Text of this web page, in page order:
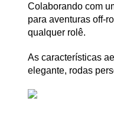
Colaborando com
para aventuras off-
qualquer rolê.
As características
elegante, rodas